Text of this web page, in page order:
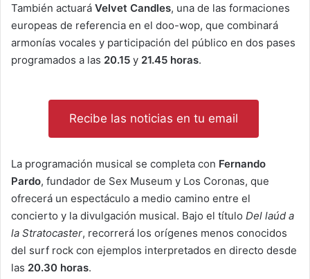
También actuará Velvet Candles, una de las formaciones
europeas de referencia en el doo-wop, que combinará
armonías vocales y participación del público en dos pases
programados a las 20.15 y 21.45 horas.
Recibe las noticias en tu email
La programación musical se completa con Fernando
Pardo, fundador de Sex Museum y Los Coronas, que
ofrecerá un espectáculo a medio camino entre el
concierto y la divulgación musical. Bajo el título Del laúd a
la Stratocaster, recorrerá los orígenes menos conocidos
del surf rock con ejemplos interpretados en directo desde
las 20.30 horas.